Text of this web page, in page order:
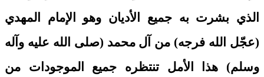
الذي بشرت به جميع الأديان وهو الإمام المهدي
(عجّل الله فرجه) من آل محمد (صلى الله عليه وآله
وسلم) هذا الأمل تنتظره جميع الموجودات من